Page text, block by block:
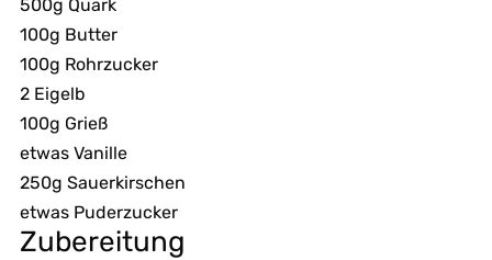
500g Quark
100g Butter
100g Rohrzucker
2 Eigelb
100g Grieß
etwas Vanille
250g Sauerkirschen
etwas Puderzucker
Zubereitung